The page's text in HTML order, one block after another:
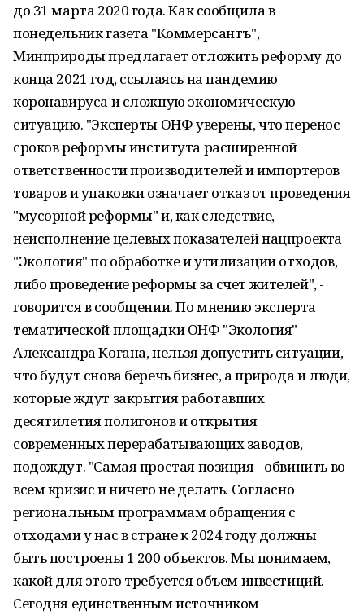
до 31 марта 2020 года. Как сообщила в
понедельник газета "Коммерсантъ",
Минприроды предлагает отложить реформу до
конца 2021 год, ссылаясь на пандемию
коронавируса и сложную экономическую
ситуацию. "Эксперты ОНФ уверены, что перенос
сроков реформы института расширенной
ответственности производителей и импортеров
товаров и упаковки означает отказ от проведения
"мусорной реформы" и, как следствие,
неисполнение целевых показателей нацпроекта
"Экология" по обработке и утилизации отходов,
либо проведение реформы за счет жителей", -
говорится в сообщении. По мнению эксперта
тематической площадки ОНФ "Экология"
Александра Когана, нельзя допустить ситуации,
что будут снова беречь бизнес, а природа и люди,
которые ждут закрытия работавших
десятилетия полигонов и открытия
современных перерабатывающих заводов,
подождут. "Самая простая позиция - обвинить во
всем кризис и ничего не делать. Согласно
региональным программам обращения с
отходами у нас в стране к 2024 году должны
быть построены 1 200 объектов. Мы понимаем,
какой для этого требуется объем инвестиций.
Сегодня единственным источником